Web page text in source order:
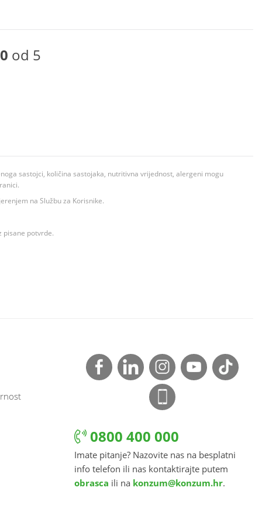
0 od 5
sastojci, količina sastojaka, nutritivna vrijednost, alergeni mogu
na Službu za Korisnike.
pisane potvrde.
0800 400 000
Imate pitanje? Nazovite nas na besplatni
info telefon ili nas kontaktirajte putem
obrasca ili na konzum@konzum.hr.